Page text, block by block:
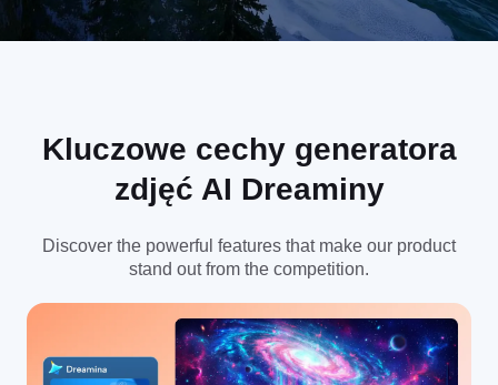
Kluczowe cechy generatora
zdjęć AI Dreaminy
Discover the powerful features that make our product
stand out from the competition.